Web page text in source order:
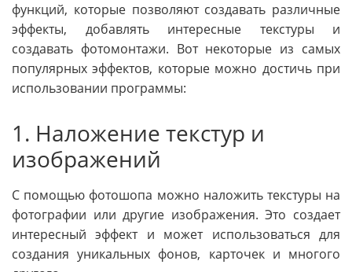
функций, которые позволяют создавать различные
эффекты, добавлять интересные текстуры и
создавать фотомонтажи. Вот некоторые из самых
популярных эффектов, которые можно достичь при
использовании программы:
1. Наложение текстур и
изображений
С помощью фотошопа можно наложить текстуры на
фотографии или другие изображения. Это создает
интересный эффект и может использоваться для
создания уникальных фонов, карточек и многого